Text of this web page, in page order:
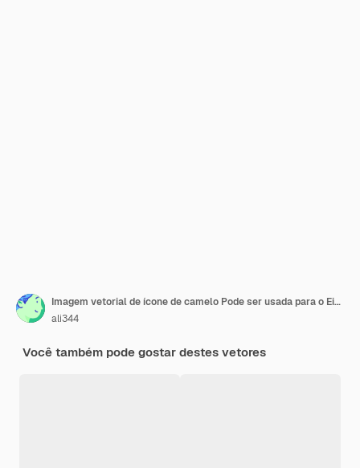
Imagem vetorial de ícone de camelo Pode ser usada para o Eid al Adha
ali344
Você também pode gostar destes vetores